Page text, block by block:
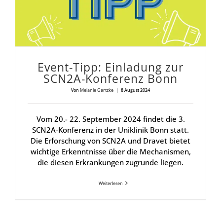
Event-Tipp: Ein­la­dung zur
SCN2A-Kon­fe­renz Bonn
Von Melanie Gartzke | 8 August 2024
Vom 20.- 22. September 2024 findet die 3.
SCN2A-Konferenz in der Uniklinik Bonn statt.
Die Erforschung von SCN2A und Dravet bietet
wichtige Erkenntnisse über die Mechanismen,
die diesen Erkrankungen zugrunde liegen.
Weiterlesen